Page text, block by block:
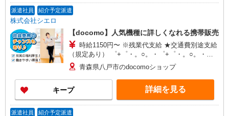
派遣社員 紹介予定派遣
株式会社シエロ
【docomo】人気機種に詳しくなれる携帯販売
時給1150円〜 ※残業代支給 ★交通費別途支給
（規定あり） ゜+゜・。○。・゜+゜・。○。・゜
+゜ 入社祝い金10万円支給(規定有) お友達を紹介
頂くと, インセンティブ支給(規定有) ★月2回払
い・週払い可能（規程有）★ ゜・。○。・゜
+゜・。○。・゜+゜
青森県八戸市のdocomoショップ
キープ 詳細を見る
派遣社員 紹介予定派遣